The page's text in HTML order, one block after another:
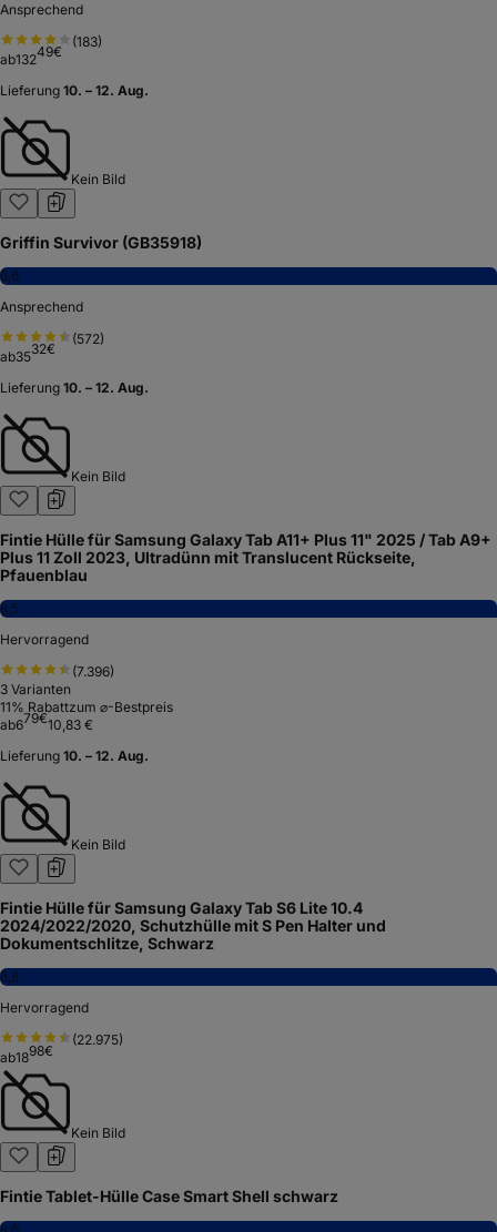
Ansprechend
(183)
ab13249€
Lieferung 10. – 12. Aug.
Kein Bild
Griffin Survivor (GB35918)
6,6
Ansprechend
(572)
ab3532€
Lieferung 10. – 12. Aug.
Kein Bild
Fintie Hülle für Samsung Galaxy Tab A11+ Plus 11" 2025 / Tab A9+
Plus 11 Zoll 2023, Ultradünn mit Translucent Rückseite,
Pfauenblau
8,5
Hervorragend
(7.396)
3 Varianten
11% Rabattzum ⌀-Bestpreis
ab679€10,83 €
Lieferung 10. – 12. Aug.
Kein Bild
Fintie Hülle für Samsung Galaxy Tab S6 Lite 10.4
2024/2022/2020, Schutzhülle mit S Pen Halter und
Dokumentschlitze, Schwarz
8,8
Hervorragend
(22.975)
ab1898€
Kein Bild
Fintie Tablet-Hülle Case Smart Shell schwarz